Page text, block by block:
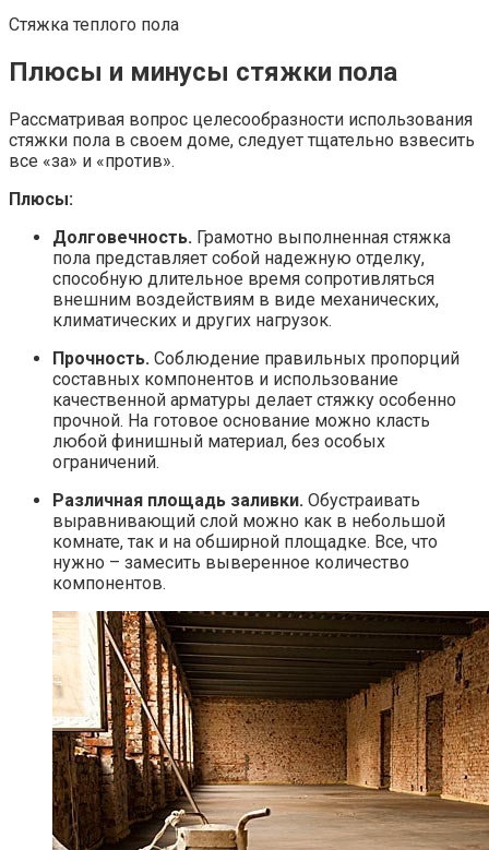
Стяжка теплого пола
Плюсы и минусы стяжки пола
Рассматривая вопрос целесообразности использования
стяжки пола в своем доме, следует тщательно взвесить
все «за» и «против».
Плюсы:
Долговечность. Грамотно выполненная стяжка
пола представляет собой надежную отделку,
способную длительное время сопротивляться
внешним воздействиям в виде механических,
климатических и других нагрузок.
Прочность. Соблюдение правильных пропорций
составных компонентов и использование
качественной арматуры делает стяжку особенно
прочной. На готовое основание можно класть
любой финишный материал, без особых
ограничений.
Различная площадь заливки. Обустраивать
выравнивающий слой можно как в небольшой
комнате, так и на обширной площадке. Все, что
нужно – замесить выверенное количество
компонентов.